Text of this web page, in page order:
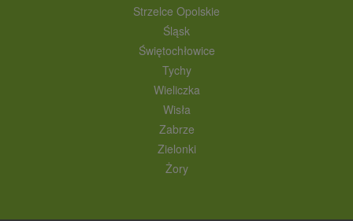
Strzelce Opolskie
Śląsk
Świętochłowice
Tychy
Wieliczka
Wisła
Zabrze
Zielonki
Żory